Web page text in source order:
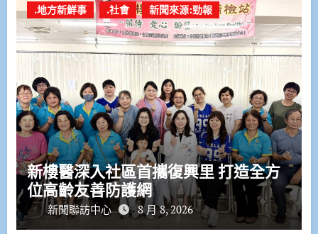
.地方新鮮事 .社會 新聞來源:勁報
新樓醫深入社區首攜復興里 打造全方
位高齡友善防護網
新聞聯訪中心 8 月 8, 2026